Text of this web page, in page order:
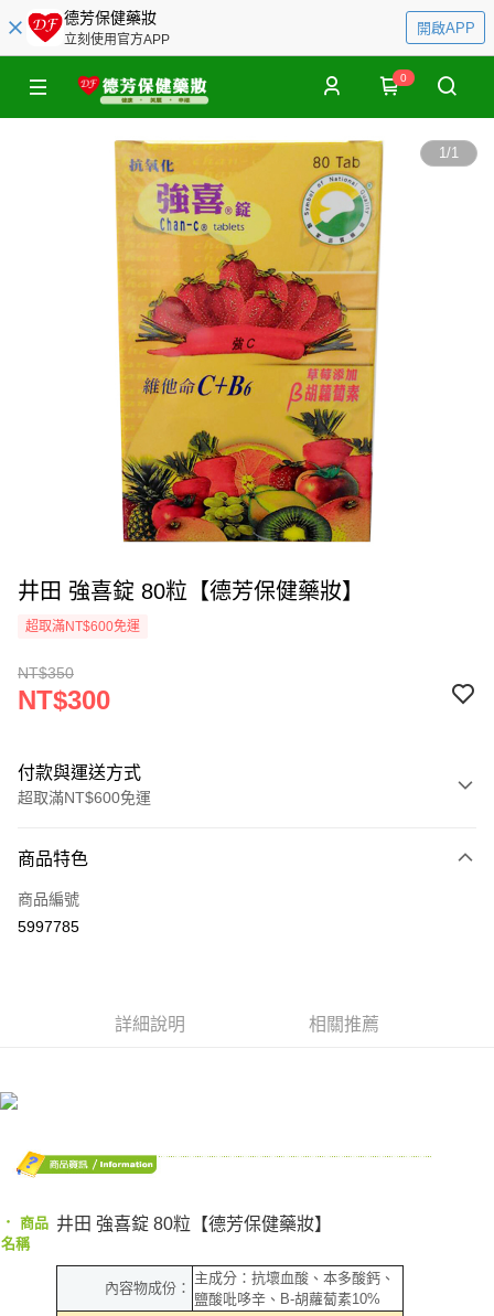
德芳保健藥妝
立刻使用官方APP
開啟APP
0
1/1
井田 強喜錠 80粒【德芳保健藥妝】
超取滿NT$600免運
NT$350
NT$300
付款與運送方式
超取滿NT$600免運
信用卡一次付款
超商取貨付款
【關於「AFTEE先享後付」】
１．簡單：不需註冊會員、不需綁卡、不需儲值。
２．便利：只要手機號碼，簡訊認證，即可結帳。
３．安心：先確認商品／服務後，再付款。
【「AFTEE先享後付」結帳流程】
運送方式
每筆NT$70，滿NT$600(含以上)免運費
商品特色
商品編號
5997785
詳細說明 相關推薦
‧ 商品
名稱
井田 強喜錠 80粒【德芳保健藥妝】
內容物成份：
主成分：抗壞血酸、本多酸鈣、
鹽酸吡哆辛、B-胡蘿蔔素10%